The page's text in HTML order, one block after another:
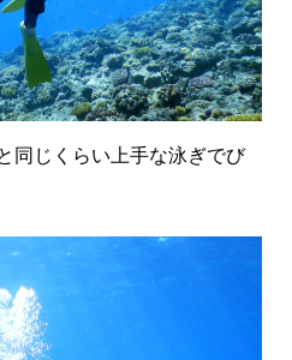
同じくらい上手な泳ぎでび